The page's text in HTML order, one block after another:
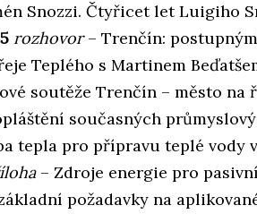
Snozzi. Čtyřicet let Luigiho
rozhovor– Trenčín:
Teplého s Martinem
soutěže Trenčín – město na
současných
tepla pro přípravu teplé vody
– Zdroje energie pro
požadavky na